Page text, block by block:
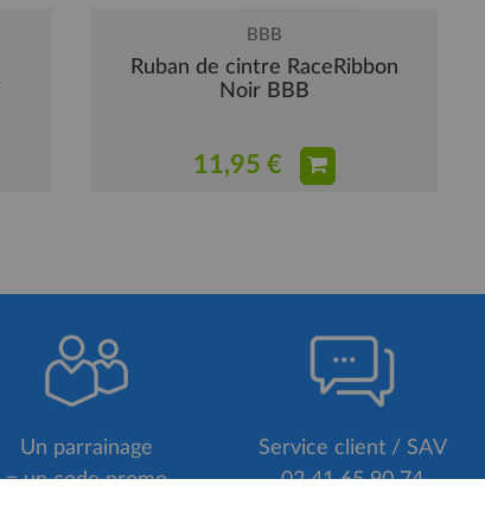
BBB
Ruban de cintre RaceRibbon
Noir BBB
11,95 €
Un parrainage
= un code promo
Service client / SAV
02 41 65 90 74